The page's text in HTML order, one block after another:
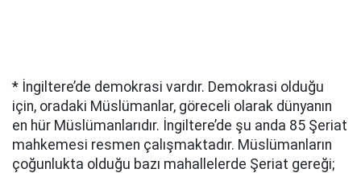
* İngiltere’de demokrasi vardır. Demokrasi olduğu
için, oradaki Müslümanlar, göreceli olarak dünyanın
en hür Müslümanlarıdır. İngiltere’de şu anda 85 Şeriat
mahkemesi resmen çalışmaktadır. Müslümanların
çoğunlukta olduğu bazı mahallelerde Şeriat gereği;